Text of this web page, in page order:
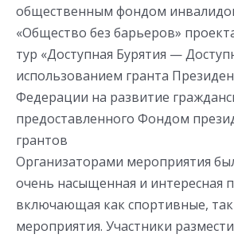
общественным фондом
«Общество без барьеров»
тур «Доступная Бурятия —
использованием гранта
Федерации на развитие
предоставленного Фондом
грантов
Организаторами мероприятия
очень насыщенная и интересная
включающая как спортивные,
мероприятия. Участники